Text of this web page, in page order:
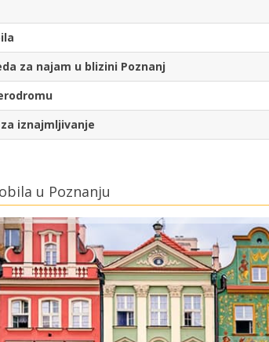
za najam u blizini Poznanj
iznajmljivanje
u Poznanju